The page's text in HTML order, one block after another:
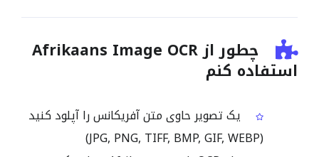
چطور از Afrikaans Image OCR
استفاده کنم
یک تصویر حاوی متن آفریکانس را آپلود کنید
(JPG, PNG, TIFF, BMP, GIF, WEBP)